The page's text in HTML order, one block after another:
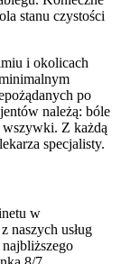
stanu czystości
i okolicach
po
należą: bóle
Z każdą
specjalisty.
w
naszych usług